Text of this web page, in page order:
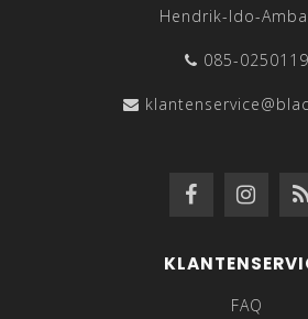
Hendrik-Ido-
085-0250119
FAQ